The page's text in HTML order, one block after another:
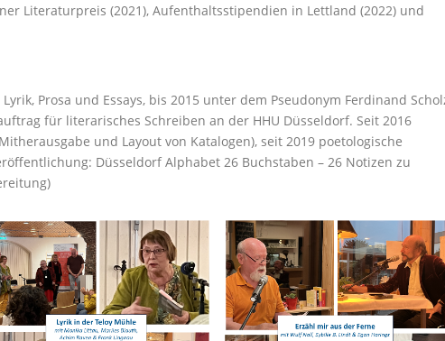
Literaturpreis (2021), Aufenthaltsstipendien in Lettland (2022) und
Prosa und Essays, bis 2015 unter dem Pseudonym Ferdinand
für literarisches Schreiben an der HHU Düsseldorf. Seit 2016
und Layout von Katalogen), seit 2019 poetologische
Düsseldorf Alphabet 26 Buchstaben – 26 Notizen zu